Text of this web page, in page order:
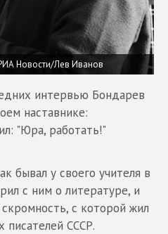
Новости/Лев Иванов
интервью Бондарев
наставнике:
"Юра, работать!"
бывал у своего учителя в
с ним о литературе, и
скромность, с которой жил
писателей СССР.